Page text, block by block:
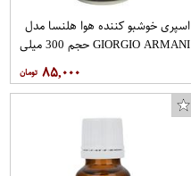
اسپری خوشبو کننده هوا هلنسا مدل
GIORGIO ARMANI حجم 300 میلی
۸۵,۰۰۰